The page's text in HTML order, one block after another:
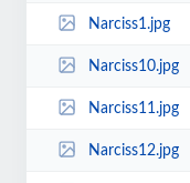
Narciss1.jpg
Narciss10.jpg
Narciss11.jpg
Narciss12.jpg